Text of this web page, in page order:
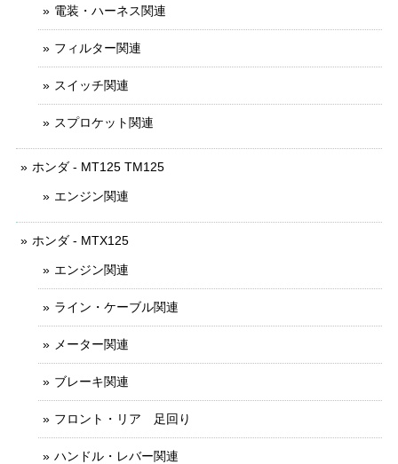
電装・ハーネス関連
フィルター関連
スイッチ関連
スプロケット関連
ホンダ - MT125 TM125
エンジン関連
ホンダ - MTX125
エンジン関連
ライン・ケーブル関連
メーター関連
ブレーキ関連
フロント・リア 足回り
ハンドル・レバー関連